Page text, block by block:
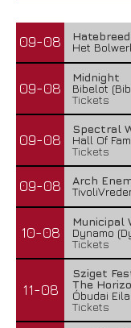
09-08
Hatebreed
Het
09-08
Midnight
Bibelot
Tickets
09-08
Spectral
Hall Of
Tickets
09-08
Arch
10-08
Municipal
Dynamo
Tickets
11-08
Sziget
The
Óbudai
Tickets